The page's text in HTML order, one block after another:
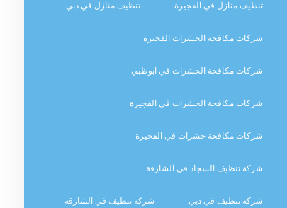
تنظيف منازل في الفجيرة تنظيف منازل في دبي
شركات مكافحة الحشرات الفجيرة
شركات مكافحة الحشرات في ابوظبي
شركات مكافحة الحشرات في الفجيرة
شركات مكافحة حشرات في الفجيرة
شركة تنظيف السجاد في الشارقة
شركة تنظيف في دبي شركة تنظيف في الشارقة